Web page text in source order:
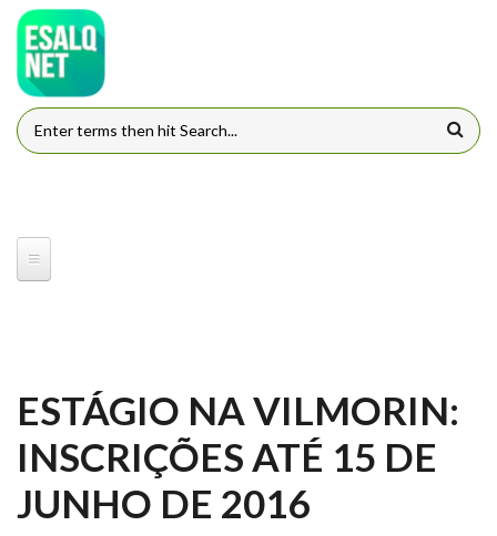
Pular para o conteúdo principal
FORMULÁRIO DE BUSCA
ESTÁGIO NA VILMORIN:
INSCRIÇÕES ATÉ 15 DE
JUNHO DE 2016